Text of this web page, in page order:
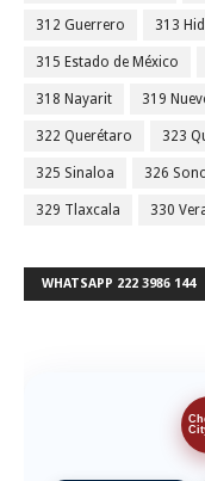
312 Guerrero 313
315 Estado de México
318 Nayarit 319
322 Querétaro 323
325 Sinaloa 326
329 Tlaxcala 330
WHATSAPP 222 3986 144